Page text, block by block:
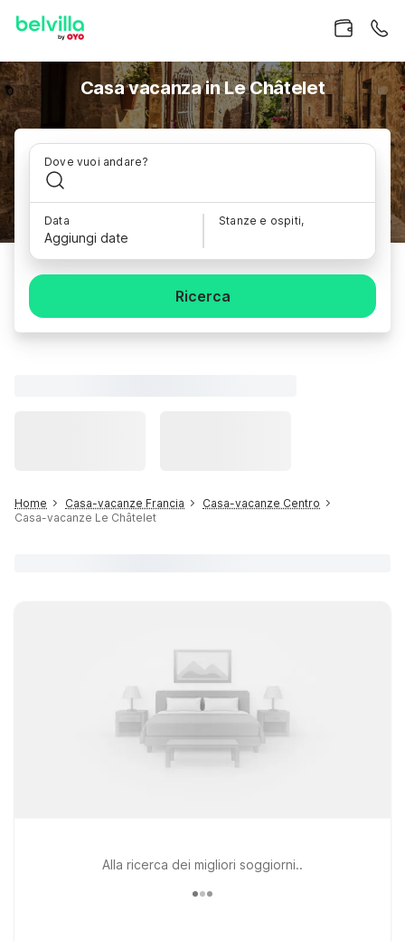
Casa vacanza in Le Châtelet
Dove vuoi andare?
Data
Aggiungi date
Stanze e ospiti,
Ricerca
Home Casa-vacanze Francia
Casa-vacanze Centro
Casa-vacanze Le Châtelet
Alla ricerca dei migliori soggiorni..